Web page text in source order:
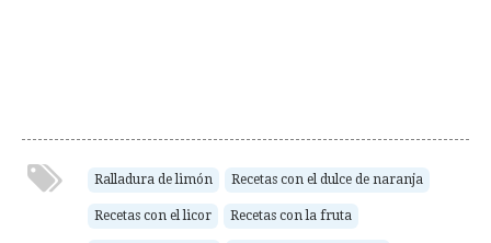
Ralladura de limón Recetas con el dulce de naranja
Recetas con el licor Recetas con la fruta